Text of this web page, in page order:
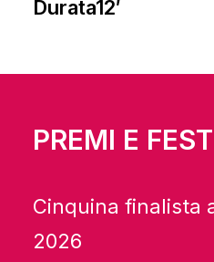
Durata12′
PREMI E
Cinquina finalista
2026